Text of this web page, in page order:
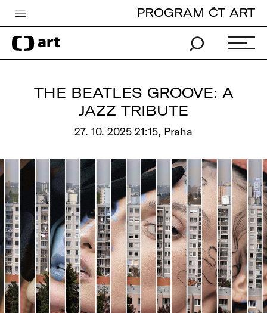
Česká televize
Zpravodajství
Vše o ČT
PROGRAM ČT ART
THE BEATLES GROOVE: A
JAZZ TRIBUTE
27. 10. 2025 21:15, Praha